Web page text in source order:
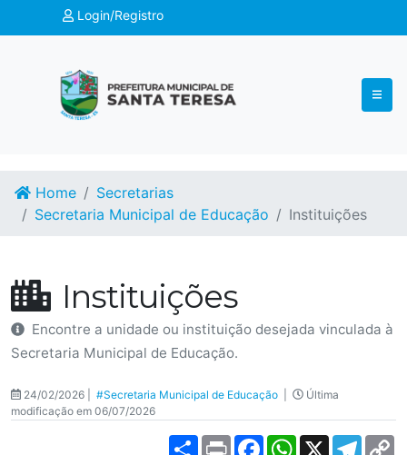
Login/Registro
Home
Secretarias
Secretaria Municipal de Educação
Instituições
Instituições
Encontre a unidade ou instituição desejada vinculada à
Secretaria Municipal de Educação.
24/02/2026 | #Secretaria Municipal de Educação|
Última
modificação em 06/07/2026
SharePrint FacebookWhatsApp
X